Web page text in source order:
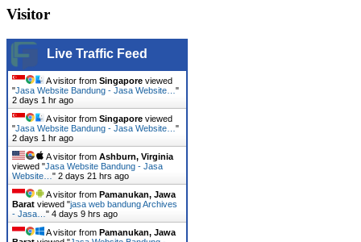
Visitor
Live Traffic Feed
A visitor from Singapore viewed
"Jasa Website Bandung - Jasa Website… "
2 days 1 hr ago
A visitor from Singapore viewed
"Jasa Website Bandung - Jasa Website… "
2 days 1 hr ago
A visitor from Ashburn, Virginia
viewed "Jasa Website Bandung - Jasa
Website… " 2 days 21 hrs ago
A visitor from Pamanukan, Jawa
Barat viewed "jasa web bandung Archives
- Jasa… " 4 days 9 hrs ago
A visitor from Pamanukan, Jawa